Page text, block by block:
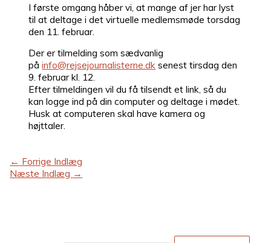
I første omgang håber vi, at mange af jer har lyst
til at deltage i det virtuelle medlemsmøde torsdag
den 11. februar.
Der er tilmelding som sædvanlig
påinfo@rejsejournalisterne.dk senest tirsdag den
9. februar kl. 12.
Efter tilmeldingen vil du få tilsendt et link, så du
kan logge ind på din computer og deltage i mødet.
Husk at computeren skal have kamera og
højttaler.
← Forrige Indlæg
Næste Indlæg →